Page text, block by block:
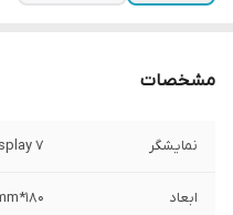
مشخصات
نمایشگر 7 Inch TFT LED Display
ابعاد 180*230mm